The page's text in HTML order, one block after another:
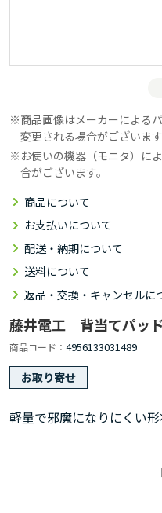
商品画像はメーカーによる
変更される場合がございます
お使いの機器（モニタ）に
合がございます。
商品について
お支払いについて
配送・納期について
送料について
返品・交換・キャンセルに
藤井電工 背当てパッ
商品コード 4956133031489
お取り寄せ
軽量で邪魔になりにくい